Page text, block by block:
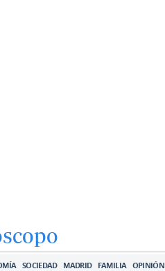
SOCIEDAD MADRID FAMILIA OPINIÓN